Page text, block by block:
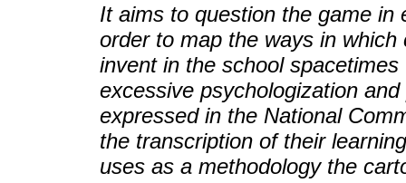
It aims to question the game in
order to map the ways in
invent in the school
excessive psychologization
expressed in the National
the transcription of their
uses as a methodology the